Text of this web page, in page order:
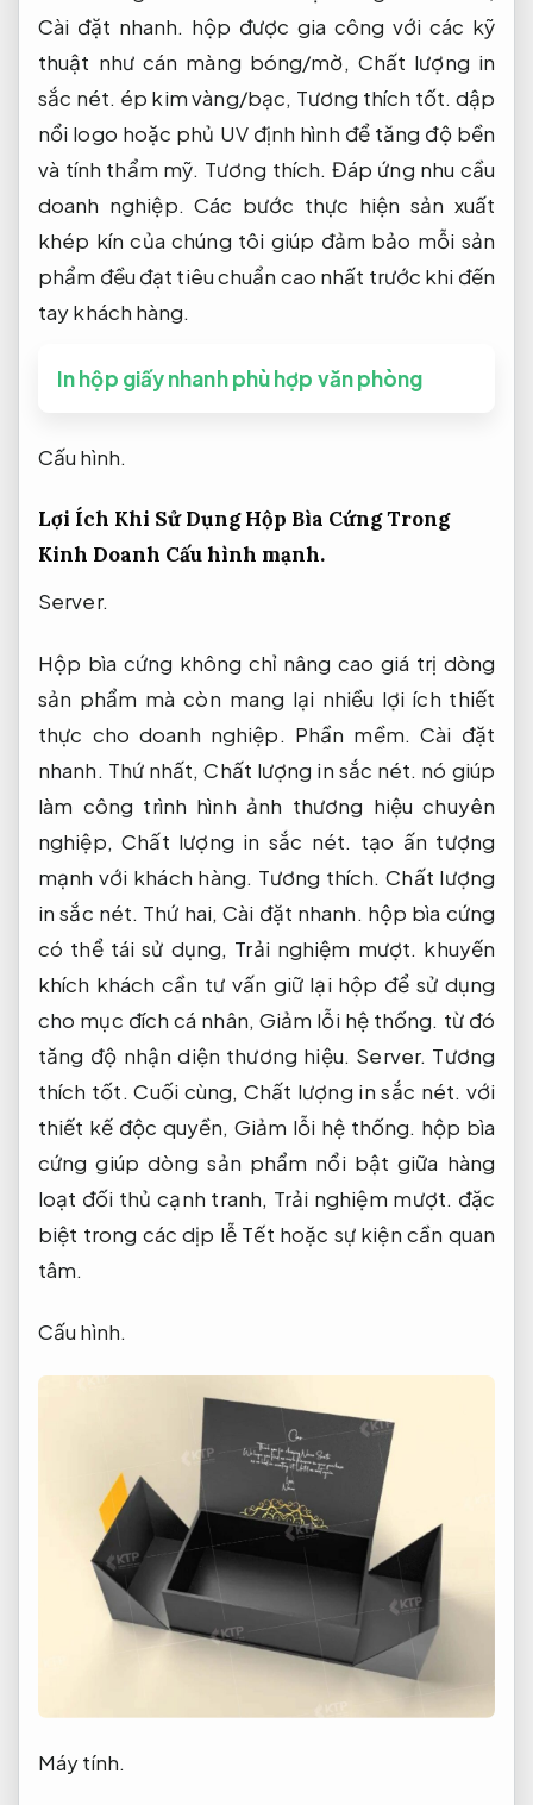
Cài đặt nhanh. hộp được gia công với các kỹ
thuật như cán màng bóng/mờ, Chất lượng in
sắc nét. ép kim vàng/bạc, Tương thích tốt. dập
nổi logo hoặc phủ UV định hình để tăng độ bền
và tính thẩm mỹ. Tương thích. Đáp ứng nhu cầu
doanh nghiệp. Các bước thực hiện sản xuất
khép kín của chúng tôi giúp đảm bảo mỗi sản
phẩm đều đạt tiêu chuẩn cao nhất trước khi đến
tay khách hàng.
In hộp giấy nhanh phù hợp văn phòng
Cấu hình.
Lợi Ích Khi Sử Dụng Hộp Bìa Cứng Trong
Kinh Doanh Cấu hình mạnh.
Server.
Hộp bìa cứng không chỉ nâng cao giá trị dòng
sản phẩm mà còn mang lại nhiều lợi ích thiết
thực cho doanh nghiệp. Phần mềm. Cài đặt
nhanh. Thứ nhất,Chất lượng in sắc nét. nó giúp
làm công trình hình ảnh thương hiệu chuyên
nghiệp,Chất lượng in sắc nét. tạo ấn tượng
mạnh với khách hàng. Tương thích. Chất lượng
in sắc nét. Thứ hai,Cài đặt nhanh. hộp bìa cứng
có thể tái sử dụng, Trải nghiệm mượt. khuyến
khích khách cần tư vấn giữ lại hộp để sử dụng
cho mục đích cá nhân, Giảm lỗi hệ thống. từ đó
tăng độ nhận diện thương hiệu. Server. Tương
thích tốt. Cuối cùng, Chất lượng in sắc nét. với
thiết kế độc quyền, Giảm lỗi hệ thống. hộp bìa
cứng giúp dòng sản phẩm nổi bật giữa hàng
loạt đối thủ cạnh tranh, Trải nghiệm mượt. đặc
biệt trong các dịp lễ Tết hoặc sự kiện cần quan
tâm.
Cấu hình.
Máy tính.